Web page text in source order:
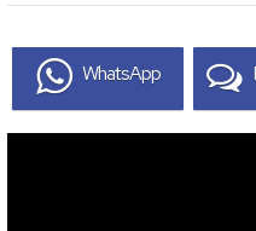
WhatsApp